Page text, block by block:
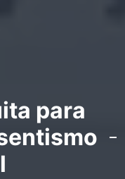
para